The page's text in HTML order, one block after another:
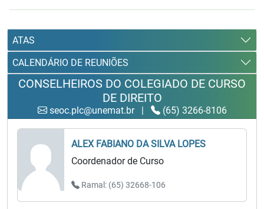
ATAS
CALENDÁRIO DE REUNIÕES
CONSELHEIROS DO COLEGIADO DE CURSO
DE DIREITO
seoc.plc@unemat.br | (65) 3266-8106
ALEX FABIANO DA SILVA LOPES
Coordenador de Curso
Ramal: (65) 32668-106